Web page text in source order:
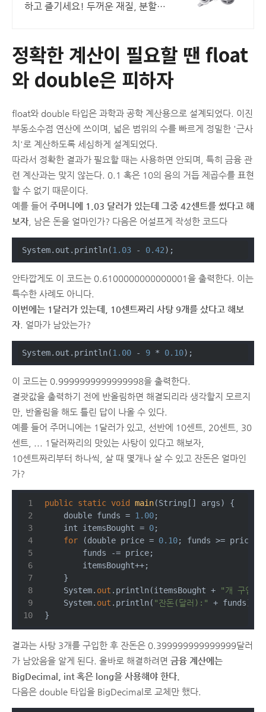
하고 즐기세요! 두꺼운 재질, 분할된
정확한 계산이 필요할 땐 float
와 double은 피하자
float와 double 타입은 과학과 공학 계산용으로 설계되었다. 이진
부동소수점 연산에 쓰이며, 넓은 범위의 수를 빠르게 정밀한 '근사
치'로 계산하도록 세심하게 설계되었다.
따라서 정확한 결과가 필요할 때는 사용하면 안되며, 특히 금융 관
련 계산과는 맞지 않는다. 0.1 혹은 10의 음의 거듭 제곱수를 표현
할 수 없기 때문이다.
예를 들어 주머니에 1.03 달러가 있는데 그중 42센트를 썼다고 해
보자 , 남은 돈을 얼마인가? 다음은 어설프게 작성한 코드다
System.out.println(1.03 - 0.42);
안타깝게도 이 코드는 0.6100000000000001을 출력한다. 이는
특수한 사례도 아니다.
이번에는 1달러가 있는데, 10센트짜리 사탕 9개를 샀다고 해보
자 . 얼마가 남았는가?
System.out.println(1.00 - 9 * 0.10);
이 코드는 0.9999999999999998을 출력한다.
결괏값을 출력하기 전에 반올림하면 해결되리라 생각할지 모르지
만, 반올림을 해도 틀린 답이 나올 수 있다.
예를 들어 주머니에는 1달러가 있고, 선반에 10센트, 20센트, 30
센트, ... 1달러짜리의 맛있는 사탕이 있다고 해보자,
10센트짜리부터 하나씩, 살 때 몇개나 살 수 있고 잔돈은 얼마인
가?
public static void main(String[] args)
{
double funds = 1.00;
int itemsBought = 0;
for (double price = 0.10; funds >= price;
        funds -= price;
        itemsBought++;
    }
    System.
out .println(itemsBought + "개 구입"
    System.
out .println( "잔돈(달러):"
+ funds);
}
결과는 사탕 3개를 구입한 후 잔돈은 0.399999999999999달러
가 남았음을 알게 된다. 올바로 해결하려면 금융 계산에는
BigDecimal, int 혹은 long을 사용해야 한다.
다음은 double 타입을 BigDecimal로 교체만 했다.